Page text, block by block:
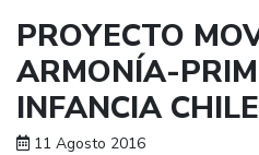
PROYECTO
ARMONÍA-
INFANCIA CHILE
11 Agosto 2016